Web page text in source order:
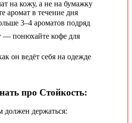
на кожу, а не на бумажку
аромат в течение дня
3–4 ароматов подряд
— понюхайте кофе для
он ведёт себя на одежде
про Стойкость:
держаться: